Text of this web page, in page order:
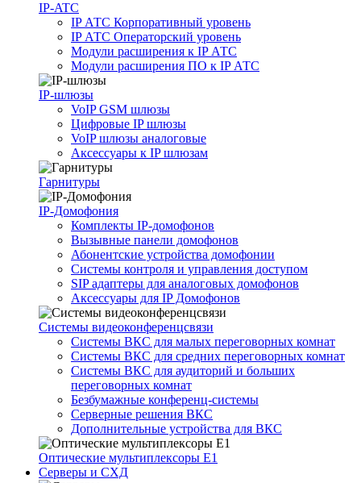
IP-ATC
IP АТС Корпоративный уровень
IP АТС Операторский уровень
Модули расширения к IP АТС
Модули расширения ПО к IP АТС
IP-шлюзы
VoIP GSM шлюзы
Цифровые IP шлюзы
VoIP шлюзы аналоговые
Аксессуары к IP шлюзам
Гарнитуры
IP-Домофония
Комплекты IP-домофонов
Вызывные панели домофонов
Абонентские устройства домофонии
Системы контроля и управления доступом
SIP адаптеры для аналоговых домофонов
Аксессуары для IP Домофонов
Системы видеоконференцсвязи
Системы ВКС для малых переговорных комнат
Системы ВКС для средних переговорных комнат
Системы ВКС для аудиторий и больших
переговорных комнат
Безбумажные конференц-системы
Серверные решения ВКС
Дополнительные устройства для ВКС
Оптические мультиплексоры Е1
Серверы и СХД